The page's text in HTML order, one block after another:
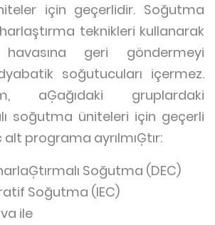
için geçerlidir. Soğutma
teknikleri kullanarak
geri göndermeyi
soğutucuları içermez.
aĢağıdaki gruplardaki
soğutma üniteleri için geçerli
programa ayrılmıĢtır:
Soğutma (DEC)
Soğutma (IEC)
ile